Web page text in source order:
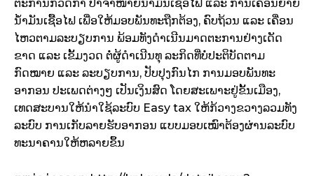
ຕະການ​ກວດກາ​ ປໍ້າ​ຈໍາ​ໜ່າຍ​ນ້ຳມັນ​ເຊື້ອ​ໄຟ ​ແລະ ການ​ເຄື່ອນຍ້າຍ​
ນ້ຳມັນ​ເຊື້ອ​ໄຟ ​ເພື່ອ​ໃຫ້​ມອບ​ພັນທະ​ຖືກຕ້ອງ, ຄົບ​ຖ້ວນ ​ແລະ ​ເຄື່ອນ​
ໄຫວ​ຕາມ​ລະບຽບ​ການ ພ້ອມ​ທັງ​ດໍາ​ເນີນ​ມາດ​ຕະການ​ຢ່າງ​ເດັດ
ຂາດ ​ແລະ ​ເຂັ້ມ​ງວດ ​ຕໍ່​ຜູ້​ດໍາ​ເນີນ​ທຸ ລະ​ກິດ​ທີ່​ບໍ່​ປະຕິບັດ​ຕາມ​
ກົດໝາຍ ​ແລະ ລະບຽບ​ການ, ປັບປຸງ​ກົນ​ໄກ ​ການ​ມອບ​ພັນທະ​
ອາກອນ ​ປະ​ເພດ​ຕ່າງໆ ເປັນ​ເງິນສົດ​​ ໂດຍ​ສະ​ເພາະ​ຢູ່​ຂັ້ນ​ເມືອງ, ​
ເທດ​ສະບາ​ນ​ໃຫ້​ນໍາ​ໃຊ້​ລະບົບ Easy tax ​ໃຫ້​ກ້ວາງ​ຂວາງ​ລວມທັງ​
ລະບົບ​ ການ​ເກັບ​ລາຍ​ຮັບ​ອາກອນ​ ແບບ​ມອບ​ເໝົາ​ຕ້ອງ​ຜ່ານ​ລະບົບ​
ທະນາຄານ​ໃຫ້​ຫລາຍ​ຂຶ້ນ